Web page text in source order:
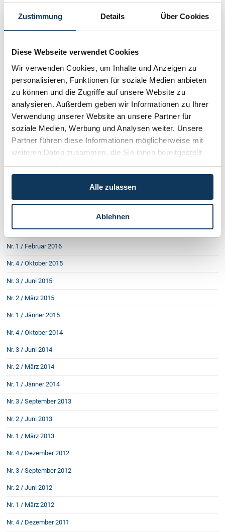
Zustimmung Details Über Cookies
Diese Webseite verwendet Cookies
Wir verwenden Cookies, um Inhalte und Anzeigen zu
personalisieren, Funktionen für soziale Medien anbieten
zu können und die Zugriffe auf unsere Website zu
analysieren. Außerdem geben wir Informationen zu Ihrer
Verwendung unserer Website an unsere Partner für
soziale Medien, Werbung und Analysen weiter. Unsere
Partner führen diese Informationen möglicherweise mit
weiteren Daten zusammen, die Sie ihnen bereitgestellt
haben oder die sie im Rahmen Ihrer Nutzung der Dienste
gesammelt haben.
Alle zulassen
Ablehnen
Nr. 1 / Mai 2019
Nr. 3 / November 2018
Nr. 2 / Juni 2018
Nr. 1 / Februar 2018
Nr. 3 / September 2017
Nr. 2 / April 2017
Transaktionen ohne Risiko
Hieb- und stichfeste Verträge
„Online-Vertrag” reicht nicht
Das erledigt Ihr Anwalt beim Immobiliengeschäft
Vereinfachte GmbH-Gründung ab Juli
Sicherheit für alle Vertragspartner
Nr. 2 / Mai 2016
Nr. 1 / Februar 2016
Nr. 4 / Oktober 2015
Nr. 3 / Juni 2015
Nr. 2 / März 2015
Nr. 1 / Jänner 2015
Nr. 4 / Oktober 2014
Nr. 3 / Juni 2014
Nr. 2 / März 2014
Nr. 1 / Jänner 2014
Nr. 3 / September 2013
Nr. 2 / Juni 2013
Nr. 1 / März 2013
Nr. 4 / Dezember 2012
Nr. 3 / September 2012
Nr. 2 / Juni 2012
Nr. 1 / März 2012
Nr. 4 / Dezember 2011